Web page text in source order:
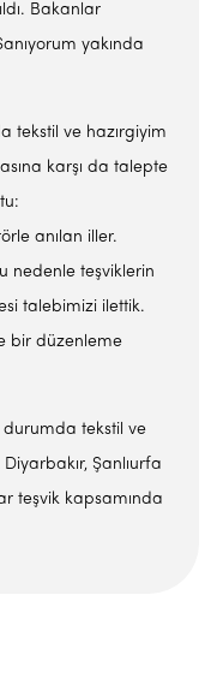
Bakanlar
yakında
tekstil ve hazırgiyim
karşı da talepte
anılan iller.
nedenle teşviklerin
talebimizi ilettik.
bir düzenleme
durumda tekstil ve
Şanlıurfa
teşvik kapsamında